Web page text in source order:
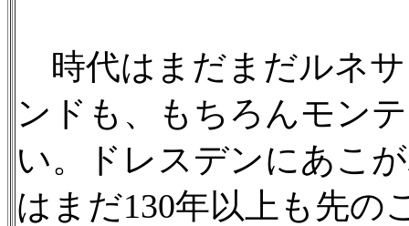
時代はまだまだルネ
ンドも、もちろんモン
い。ドレスデンにあこ
はまだ130年以上も先の